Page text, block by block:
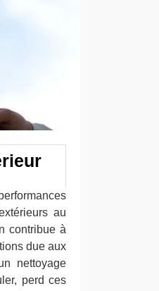
au
contribue à
due aux
nettoyage
perd ces